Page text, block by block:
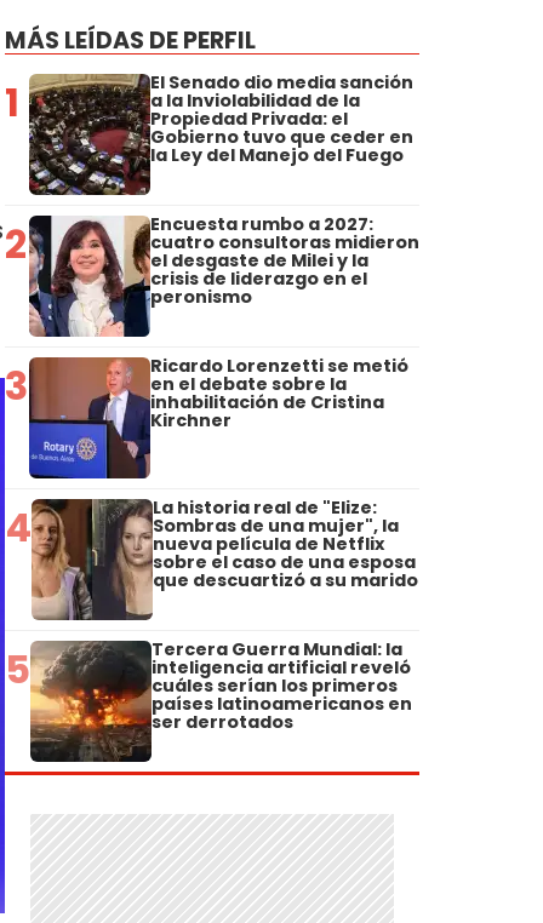
MÁS LEÍDAS DE PERFIL
1 El Senado dio media sanción
a la Inviolabilidad de la
Propiedad Privada: el
Gobierno tuvo que ceder en
la Ley del Manejo del Fuego
2 Encuesta rumbo a 2027:
cuatro consultoras midieron
el desgaste de Milei y la
crisis de liderazgo en el
peronismo
3 Ricardo Lorenzetti se metió
en el debate sobre la
inhabilitación de Cristina
Kirchner
4 La historia real de "Elize:
Sombras de una mujer", la
nueva película de Netflix
sobre el caso de una esposa
que descuartizó a su marido
5 Tercera Guerra Mundial: la
inteligencia artificial reveló
cuáles serían los primeros
países latinoamericanos en
ser derrotados